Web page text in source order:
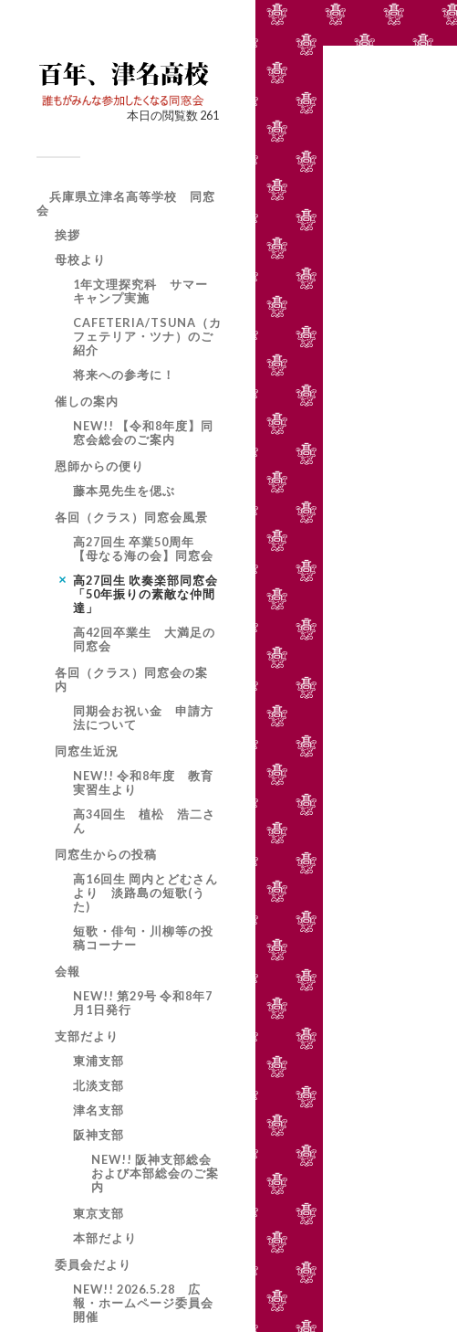
本日の閲覧数 261
兵庫県立津名高等学校 同窓
会
挨拶
母校より
1年文理探究科 サマー
キャンプ実施
CAFETERIA/TSUNA（カ
フェテリア・ツナ）のご
紹介
将来への参考に！
催しの案内
NEW!! 【令和8年度】同
窓会総会のご案内
恩師からの便り
藤本晃先生を偲ぶ
各回（クラス）同窓会風景
高27回生 卒業50周年
【母なる海の会】同窓会
高27回生 吹奏楽部同窓会
「50年振りの素敵な仲間
達」
高42回卒業生 大満足の
同窓会
各回（クラス）同窓会の案
内
同期会お祝い金 申請方
法について
同窓生近況
NEW!! 令和8年度 教育
実習生より
高34回生 植松 浩二さ
ん
同窓生からの投稿
高16回生 岡内とどむさん
より 淡路島の短歌(う
た)
短歌・俳句・川柳等の投
稿コーナー
会報
NEW!! 第29号 令和8年7
月1日発行
支部だより
東浦支部
北淡支部
津名支部
阪神支部
NEW!! 阪神支部総会
および本部総会のご案
内
東京支部
本部だより
委員会だより
NEW!! 2026.5.28 広
報・ホームページ委員会
開催